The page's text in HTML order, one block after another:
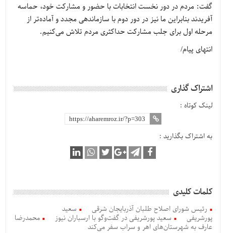
گفت: مردم در دور نخست انتخابات با حضور و مشارکت خود، حماسه
آفریدند بنابراین ما نیز در دور دوم با سازماندهی مجدد و آماده‌تر از
مرحله اول برای جلب مشارکت حداکثری مردم تلاش می‌کنیم.
انتهای پیام/
اشتراک گذاری
لینک کوتاه :
به اشتراک بگذارید :
کلمات کلیدی
رئیس شورای اصلاح طلبان آذربایجان شرقی
سعید
پورشریفی
سعید پورشریفی در گفت‌وگو با ارسباران نیوز
محمدرضا
عارف به شهرستان‌های اهر و سراب سفر می‌کند